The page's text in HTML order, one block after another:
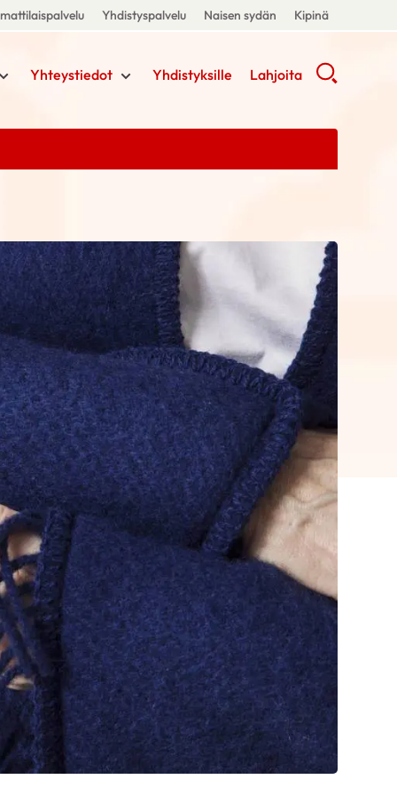
Yhdistyspalvelu Naisen sydän Kipinä
Yhteystiedot Yhdistyksille Lahjoita